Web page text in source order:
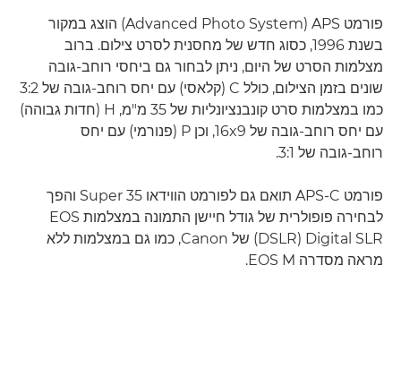
פורמט APS‏ (Advanced Photo System) הוצג במקור
בשנת 1996, כסוג חדש של מחסנית לסרט צילום. ברוב
מצלמות הסרט של היום, ניתן לבחור גם ביחסי רוחב-גובה
שונים בזמן הצילום, כולל C (קלאסי) עם יחס רוחב-גובה של 3:2
כמו במצלמות סרט קונבנציונליות של 35 מ"מ, H‏ (חדות גבוהה)
עם יחס רוחב-גובה של 16x9, וכן P (פנורמי) עם יחס
רוחב-גובה של 3:1.
פורמט APS-C תואם גם לפורמט הווידאו Super 35 והפך
לבחירה פופולרית של גודל חיישן התמונה במצלמות EOS
Digital SLR‏ (DSLR) של Canon, כמו גם במצלמות ללא
מראה מסדרה EOS M.